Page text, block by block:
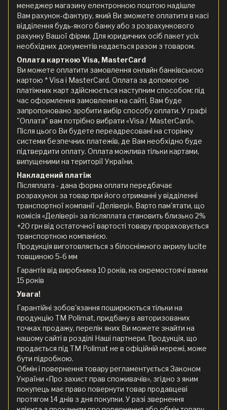
менеджер магазину електронною поштою надішле
Вам рахунок-фактуру, який Ви зможете оплатити в касі
відділення будь-якого банку або з розрахункового
рахунку Вашої фірми. Для юридичних осіб пакет усіх
необхідних документів надається разом з товаром.
Оплата карткою Visa, MasterCard
Ви можете оплатити замовлення онлайн банківською
картою * Visa і MasterCard. Оплата за допомогою
платіжних карт здійснюється наступним способом: під
час оформлення замовлення на сайті, Вам буде
запропоновано зробити вибір способу оплати. У графі
"Оплата" вам потрібно вибрати «Visa / MasterCard».
Після цього Ви будете переадресовані на сторінку
системи безпечних платежів, де Вам необхідно буде
підтвердити оплату. Оплата можлива тільки картами,
випущеними на території України.
Накладений платіж
Післяплата - дана форма оплати передбачає
розрахунок за товар при його отриманні у відділенні
транспортної компанії «Делівері». Варто пам'ятати, що
комісія «Делівері» за післяплата становить близько 2%
+20 грн від остаточної вартості товару прораховується
транспортною компанією.
Продукція виготовляється з білосніжного акрилу lucite
товщиною 5-6 мм
Гарантія від виробника 10 років, на окремостоячі ванни
15 років
Увага!
Гарантійні зобов'язання поширюються тільки на
продукцію ТМ Polimat, придбану в авторизованих
точках продажу, перелік яких Ви можете знайти на
нашому сайті в розділі Наші партнери. Продукція, що
продається під ТМ Polimat не в офіційній мережі, може
бути підробкою.
Обмін і повернення товару регламентується Законом
України «Про захист прав споживачів», згідно з яким
покупець має право повернути товар продавцеві
протягом 14 днів з дня покупки. У разі звернення